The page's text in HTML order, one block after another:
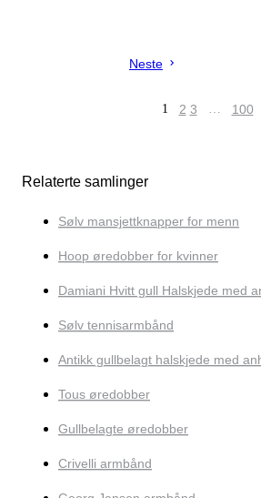
Neste
1 2 3 … 100
Relaterte samlinger
Sølv mansjettknapper for menn
Hoop øredobber for kvinner
Damiani Hvitt gull Halskjede med
Sølv tennisarmbånd
Antikk gullbelagt halskjede med
Tous øredobber
Gullbelagte øredobber
Crivelli armbånd